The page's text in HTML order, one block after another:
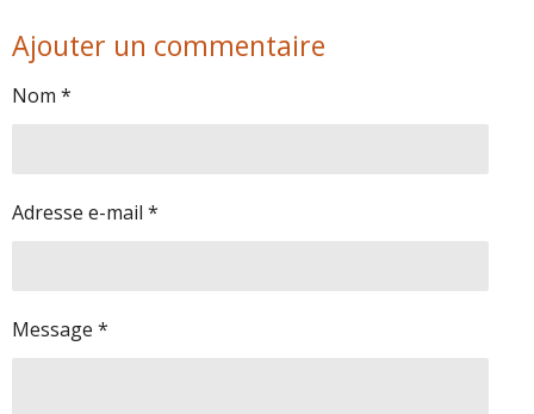
Ajouter un commentaire
Nom *
Adresse e-mail *
Message *